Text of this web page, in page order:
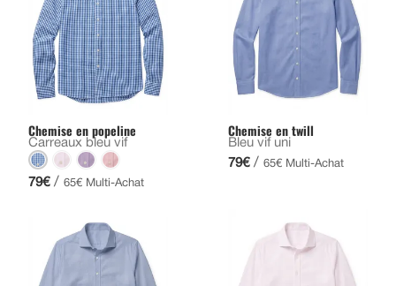
Chemise en popeline
Carreaux bleu vif
79€ / 65€ Multi-Achat
Chemise en twill
Bleu vif uni
79€ / 65€ Multi-Achat